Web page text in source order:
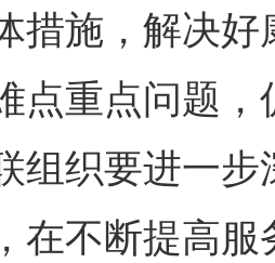
措施，解决
点重点问题
组织要进一
在不断提高